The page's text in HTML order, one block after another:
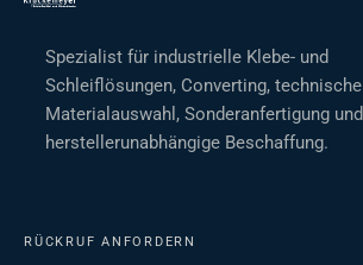
Spezialist für industrielle Klebe- und
Schleiflösungen, Converting, technische
Materialauswahl, Sonderanfertigung und
herstellerunabhängige Beschaffung.
RÜCKRUF ANFORDERN